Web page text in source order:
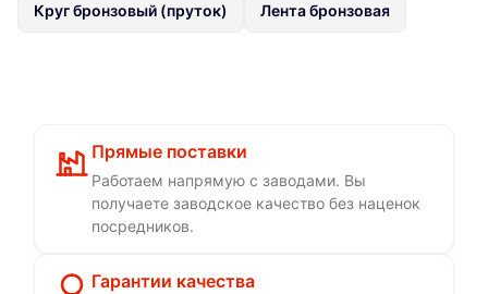
Круг бронзовый (пруток) Лента бронзовая
Прямые поставки
Работаем напрямую с заводами. Вы
получаете заводское качество без наценок
посредников.
Гарантии качества